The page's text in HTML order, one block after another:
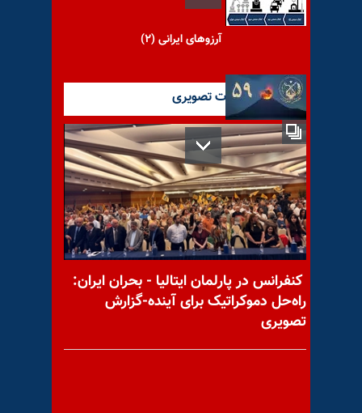
آرزوهای ایرانی (۲)
راز گرایش جوانان به سازمان
مجاهدین خلق ایران
«‌نه شاه نه شیخ»؛ صدای واحد
آخرین گزارشات تصویری
کنفرانس در پارلمان ایتالیا - بحران ایران:
راه‌حل دموکراتیک برای آینده-گزارش
تصویری